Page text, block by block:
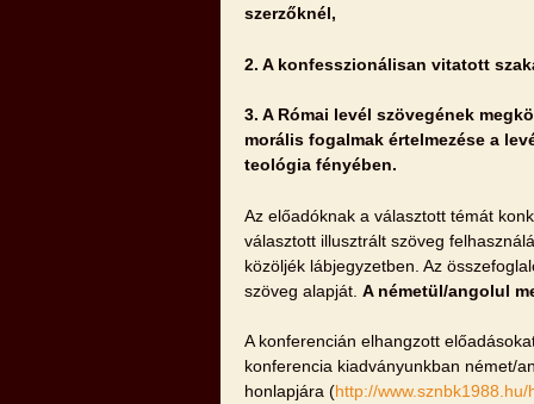
szerzőknél,
2. Akonfesszionálisan vitatott
3. ARómai levél szövegének
morális fogalmak értelmezése a
teológia fényében.
Az előadóknak a választott témát
választott illusztrált szöveg
közöljék lábjegyzetben. Az
szöveg alapját. A németül/angolul
A konferencián elhangzott
konferencia kiadványunkban német/
honlapjára (http://www.sznbk1988.hu/